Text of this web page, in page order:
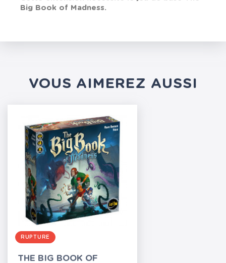
Big Book of Madness.
VOUS AIMEREZ AUSSI
RUPTURE
THE BIG BOOK OF